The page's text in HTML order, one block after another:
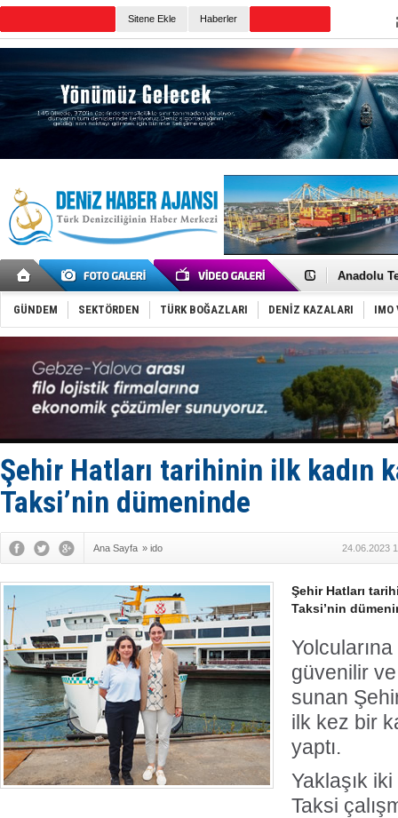
Sitene Ekle Haberler
İnsansız
Anadolu
Derince,
Tüpraş,
İTU AUV,
LNG
PROYAD,
Türkiye-
Türk
Deniz
DÖDER,
Fairline,
Runit
GÜNDEM SEKTÖRDEN TÜRK BOĞAZLARI DENİZ KAZALARI IMO
Şehir Hatları tarihinin ilk kadın
Taksi’nin dümeninde
Ana Sayfa » ido 24.06.2023
Şehir Hatları
Taksi’nin
güvenilir
sunan
ilk kez bir
yaptı.
Yaklaşık
Taksi